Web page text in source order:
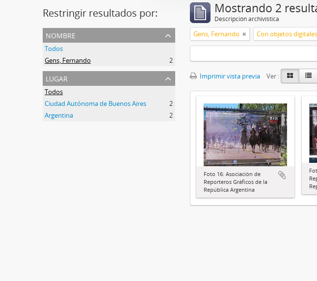
Restringir resultados por:
nombre
Todos
Gens, Fernando
2
lugar
Todos
Ciudad Autónoma de Buenos Aires
2
Argentina
2
Mostrando 2
Descripción archivística
Gens, Fernando Con objetos digitales
Imprimir vista previa Ver :
Foto 16: Asociación de
Reporteros Gráficos de la
República Argentina